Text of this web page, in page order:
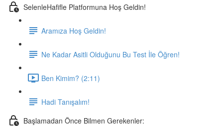
SelenleHafifle Platformuna Hoş Geldin!
Aramıza Hoş Geldin!
Ne Kadar Asitli Olduğunu Bu Test İle Öğren!
Ben Kimim? (2:11)
Hadi Tanışalım!
Başlamadan Önce Bilmen Gerekenler: